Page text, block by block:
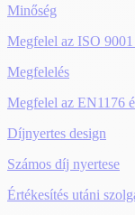
Minőség
Megfelel az ISO
Megfelelés
Megfelel az EN1176
Díjnyertes design
Számos díj nyertese
Értékesítés utáni